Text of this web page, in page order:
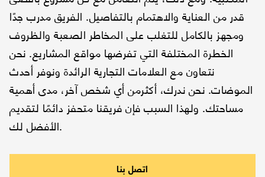
قدر من العناية والاهتمام بالتفاصيل. الفريق مدرب جدًا
ومجهز بالكامل للتغلب على المخاطر الصعبة والظروف
الخطرة المختلفة التي تفرضها مواقع المشاريع. نحن
نتعاون مع العلامات التجارية الرائدة ونوفر أحدث
الموضات. نحن ندرك، أكثرمن أي شخص آخر، مدى أهمية
مساحتك. ولهذا السبب فإن فريقنا متحفز دائمًا لتقديم
الأفضل لك.
اتصل بنا